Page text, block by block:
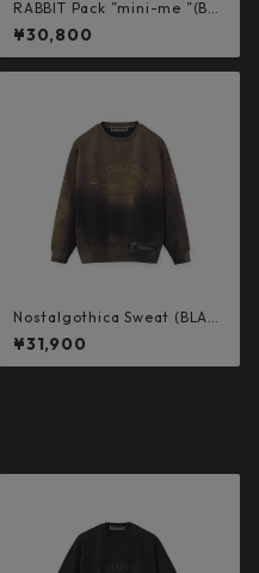
RABBIT Pack ”mini-me ”(BLA
CK)
¥30,800
Nostalgothica Sweat (BLAC
K)
¥31,900